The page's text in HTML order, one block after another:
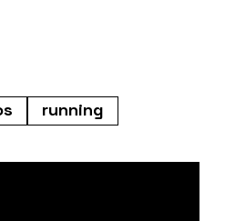
running